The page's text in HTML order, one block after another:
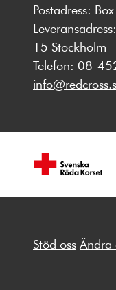
Postadress:
15 Stockholm
Telefon: 08-
Stöd oss Ändra